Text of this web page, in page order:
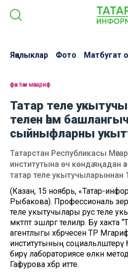
Яңалыклар Фото Матбугат
фән һәм мәгариф
Татар теле
телен һәм башлангыч
сыйныфларны
Татарстан Республикасы
институтына өч көндә яңадан
татар теле укытучыларыннан
(Казан, 15 ноябрь, «Татар-
Рыбакова). Профессиональ
теле укытучылары рус теле
мәктәптә эшләргә телиләр. Бу
агентлыгы хәбәрчесенә ТР
институтының социальләштерү
бирү лабораториясе өлкән
Гафурова хәбәр итте.